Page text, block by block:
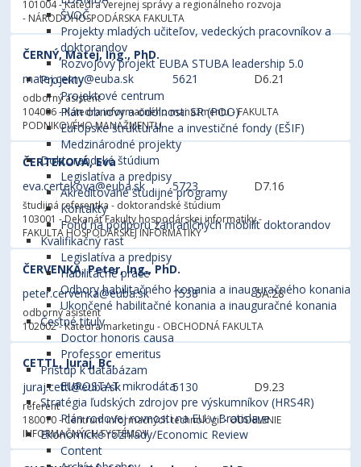
ŠVOČ
Projekty mladých učiteľov, vedeckých pracovníkov a
doktorandov
Rozvojový projekt EUBA STUBA leadership 5.0
Projekty
Projektové centrum
Plán obnovy a odolnosti SR (POO)
Európske štrukturálne a investičné fondy (EŠIF)
Medzinárodné projekty
Doktorandské štúdium
Legislatíva a predpisy
Akreditované študijné programy
Kontakty
Fond na podporu zahraničných mobilít doktorandov
Kvalifikačný rast
Legislatíva a predpisy
Habilitačné práce
Odbory habilitačného konania a inauguračného konania
Ukončené habilitačné konania a inauguračné konania
Čestné tituly
Doctor honoris causa
Professor emeritus
Prístup k databázam
EUROSTAT mikrodáta
Stratégia ľudských zdrojov pre výskumníkov (HRS4R)
Plán rodovej rovnosti na EU v Bratislave
Ekonomické rozhľady/Economic Review
Content
101004 - Katedra verejnej správy a regionálneho rozvoja
- NÁRODOHOSPODÁRSKA FAKULTA
ČERNÝ, Matej, Ing., PhD.
matej.cerny@euba.sk
5621 D6.21
odborný asistent
104006 - Katedra informačného manažmentu- FAKULTA
PODNIKOVÉHO MANAŽMENTU
ČERTEKOVÁ, Eva
eva.certekova@euba.sk
5723 D7.16
študijná referentka - doktorandské štúdium
103001 - Dekanát Fakulty hospodárskej informatiky-
FAKULTA HOSPODÁRSKEJ INFORMATIKY
ČERVENKA, Peter, Ing., PhD.
peter.cervenka@euba.sk
1538 5A.28
odborný asistent
102002 - Katedra marketingu- OBCHODNÁ FAKULTA
CETTL, Juraj, Bc.
juraj.cettl@euba.sk
5130 D9.23
referent
180010 - Centrum informačných technológií- ODDELENIE
INFORMAČNÝCH SYSTÉMOV